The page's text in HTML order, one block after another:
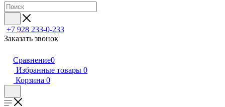
+7 928 233-0-233
Заказать звонок
Сравнение0
Избранные товары 0
Корзина 0